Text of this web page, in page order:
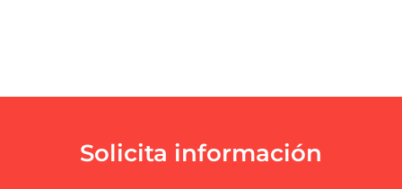
Solicita información